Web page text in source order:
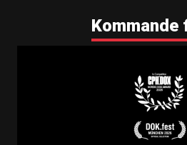
Kommande